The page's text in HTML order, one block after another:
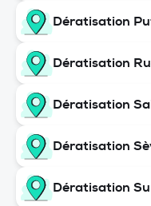
Dératisation
Dératisation
Dératisation
Dératisation
Dératisation